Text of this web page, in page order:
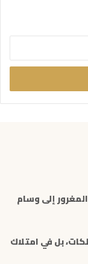
إلى وسام
بل في امتلاك